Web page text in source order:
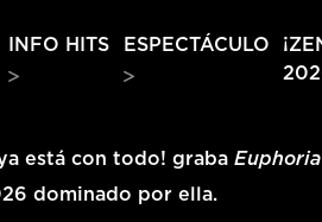
INFO HITS ESPECTÁCULO
está con todo! graba
dominado por ella.